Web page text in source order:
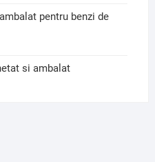
pentru benzi de
si ambalat